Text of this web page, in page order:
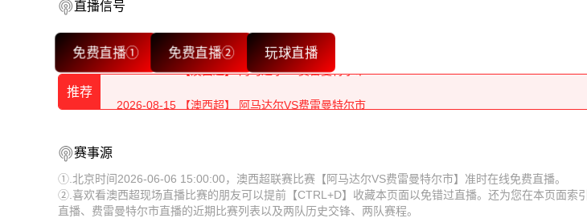
直播信号
免费直播① 免费直播② 玩球直播
推荐
2026-08-15 【澳西超】 阿马达尔VS费雷曼特尔市
2026-08-15 【澳西超】 阿马达尔VS费雷曼特尔市
2026-08-15 【澳西超】 阿马达尔VS费雷曼特尔市
赛事源
①.北京时间2026-06-06 15:00:00，澳西超联赛比赛【阿马达尔VS费雷曼特尔市】准时在线免费直播。
②.喜欢看澳西超现场直播比赛的朋友可以提前【CTRL+D】收藏本页面以免错过直播。还为您在本页面索
直播、费雷曼特尔市直播的近期比赛列表以及两队历史交锋、两队赛程。